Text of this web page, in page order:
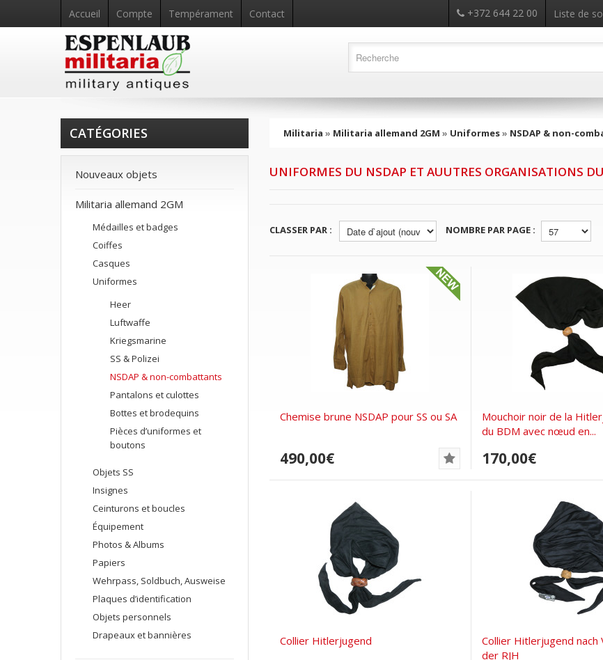
Accueil Compte Tempérament Contact +372 644 22 00 Liste de
Militaria » Militaria allemand 2GM » Uniformes» NSDAP & non-
UNIFORMES DU NSDAP ET AUUTRES ORGANISATIONS
CLASSER PAR : NOMBRE PAR PAGE :
Chemise brune NSDAP pour SS ou SA
490,00€
Mouchoir noir de la
du BDM avec nœud en...
170,00€
Collier Hitlerjugend
Collier Hitlerjugend nach
der RJH
CATÉGORIES
Nouveaux objets
Militaria allemand 2GM
Médailles et badges
Coiffes
Casques
Uniformes
Heer
Luftwaffe
Kriegsmarine
SS & Polizei
NSDAP & non-combattants
Pantalons et culottes
Bottes et brodequins
Pièces d’uniformes et
boutons
Objets SS
Insignes
Ceinturons et boucles
Équipement
Photos & Albums
Papiers
Wehrpass, Soldbuch, Ausweise
Plaques d’identification
Objets personnels
Drapeaux et bannières